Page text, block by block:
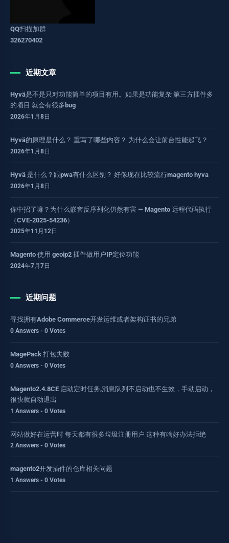
QQ扫描加群
326270402
近期文章
Hyvä是不是只对功能简单的项目有用。如果是功能复杂 第三方插件多
的项目 就会有很多bug
2026年1月8日
Hyvä的原理是什么？ 重写了哪些内容？ 为什么会让前台性能起飞？
2026年1月8日
Hyvä 是什么？跟pwa有什么区别？ 好像现在比较流行magento hyva
2026年1月8日
你中招了嘛？为什么嵌套反序列化仍然有害 — Magento 远程代码执行
（CVE-2025-54236）
2025年11月12日
Magento 使用 geoip2 插件做用户IP定位功能
2024年7月7日
近期问题
寻找拥有Adobe Commerce开发运维或者架构证书的兄弟
0 Answers - 0 Votes
MagePack 打包失败
0 Answers - 0 Votes
Magento2.4.8CE 启动定时任务,消息队列不启动也不生效，手动启动，
很快就自动退出
1 Answers - 0 Votes
网站做好在运营时 每天都有很多垃圾注册用户 这种有啥好办法拒绝
2 Answers - 0 Votes
magento2开发插件的仓库相关问题
1 Answers - 0 Votes